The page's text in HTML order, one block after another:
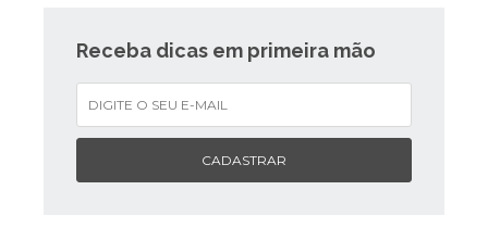
Receba dicas em primeira mão
CADASTRAR